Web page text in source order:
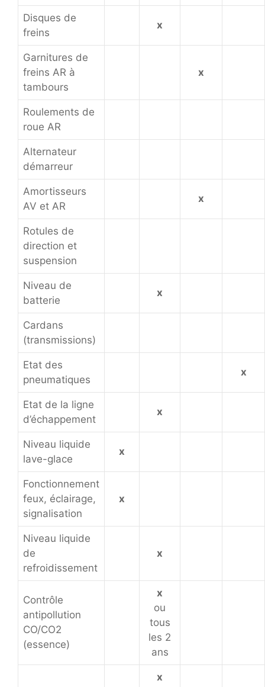
Disques de
freins
x
Garnitures de
freins AR à
tambours
x
Roulements de
roue AR
Alternateur
démarreur
Amortisseurs
AV et AR
x
Rotules de
direction et
suspension
Niveau de
batterie
x
Cardans
(transmissions)
Etat des
pneumatiques
x
Etat de la ligne
d’échappement
x
Niveau liquide
lave-glace
x
Fonctionnement
feux, éclairage,
signalisation
x
Niveau liquide
de
refroidissement
x
Contrôle
antipollution
CO/CO2
(essence)
x
ou
tous
les 2
ans
x